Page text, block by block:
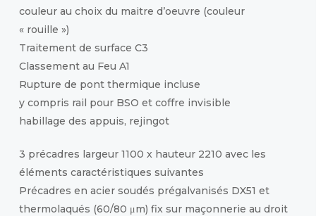
couleur au choix du maitre d’oeuvre (couleur
« rouille »)
Traitement de surface C3
Classement au Feu A1
Rupture de pont thermique incluse
y compris rail pour BSO et coffre invisible
habillage des appuis, rejingot
3 précadres largeur 1100 x hauteur 2210 avec les
éléments caractéristiques suivantes
Précadres en acier soudés prégalvanisés DX51 et
thermolaqués (60/80 μm) fix sur maçonnerie au droit